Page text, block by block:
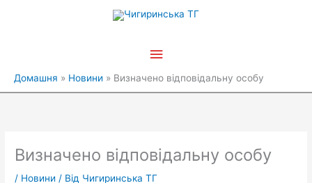
Головне
Домашня Новини Визначено відповідальну особу
Визначено відповідальну особу
/ Новини / Від Чигиринська ТГ